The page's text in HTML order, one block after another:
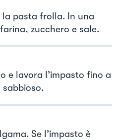
la pasta frolla. In una
zucchero e sale.
e lavora l’impasto fino a
Se l’impasto è